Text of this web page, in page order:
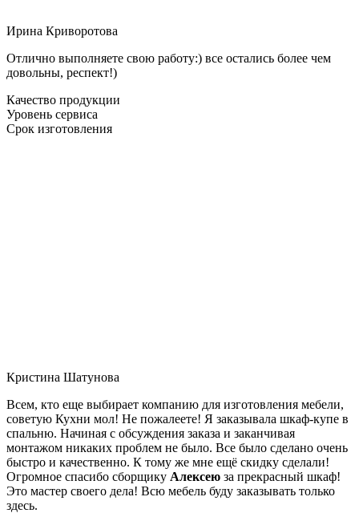
Ирина Криворотова
Отлично выполняете свою работу:) все остались более чем
довольны, респект!)
Качество продукции
Уровень сервиса
Срок изготовления
Кристина Шатунова
Всем, кто еще выбирает компанию для изготовления мебели,
советую Кухни мол! Не пожалеете! Я заказывала шкаф-купе в
спальню. Начиная с обсуждения заказа и заканчивая
монтажом никаких проблем не было. Все было сделано очень
быстро и качественно. К тому же мне ещё скидку сделали!
Огромное спасибо сборщику Алексею за прекрасный шкаф!
Это мастер своего дела! Всю мебель буду заказывать только
здесь.